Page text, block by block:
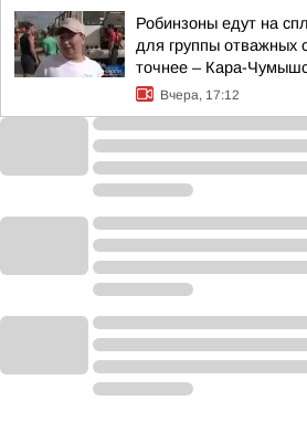
Робинзоны едут на
для группы отважных
точнее – Кара-
Вчера, 17:12